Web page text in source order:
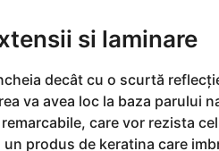
si laminare
decât cu o scurtă
va avea loc la baza parului
care vor rezista
produs de keratina care